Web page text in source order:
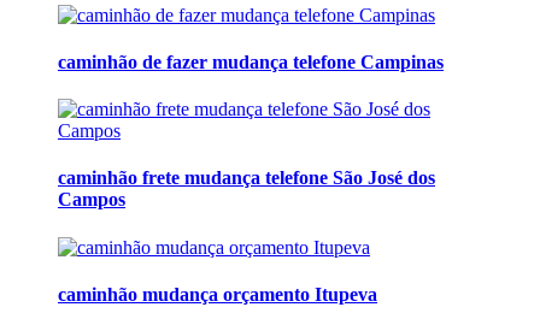
caminhão de fazer mudança telefone Campinas
caminhão frete mudança telefone São José dos
Campos
caminhão mudança orçamento Itupeva